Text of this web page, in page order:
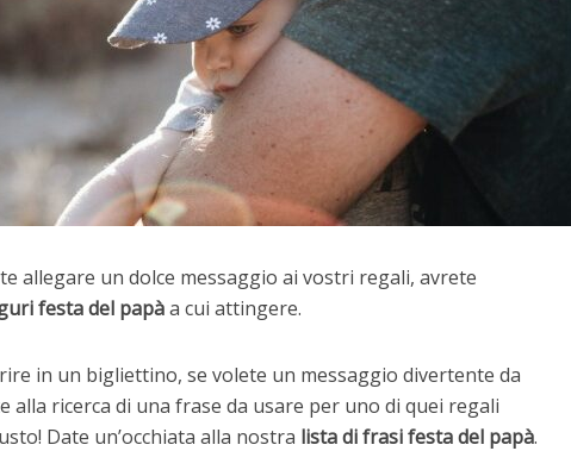
allegare un dolce messaggio ai vostri regali, avrete
festa del papàa cui attingere.
in un bigliettino, se volete un messaggio divertente da
alla ricerca di una frase da usare per uno di quei regali
Date un’occhiata alla nostra lista di frasi festa del papà.